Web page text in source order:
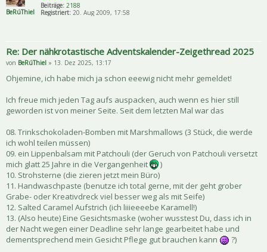
BeRúThiel
Beiträge: 2188
Registriert: 20. Aug 2009, 17:58
Re: Der nähkrotastische Adventskalender-Zeigethread 2025
von BeRúThiel » 13. Dez 2025, 13:17
Ohjemine, ich habe mich ja schon eeewig nicht mehr gemeldet!
Ich freue mich jeden Tag aufs auspacken, auch wenn es hier still
geworden ist von meiner Seite. Seit dem letzten Mal war das
08. Trinkschokoladen-Bomben mit Marshmallows (3 Stück, die werde
ich wohl teilen müssen)
09. ein Lippenbalsam mit Patchouli (der Geruch von Patchouli versetzt
mich glatt 25 Jahre in die Vergangenheit
)
10. Strohsterne (die zieren jetzt mein Büro)
11. Handwaschpaste (benutze ich total gerne, mit der geht grober
Grabe- oder Kreativdreck viel besser weg als mit Seife)
12. Salted Caramel Aufstrich (ich liiieeeebe Karamell!)
13. (Also heute) Eine Gesichtsmaske (woher wusstest Du, dass ich in
der Nacht wegen einer Deadline sehr lange gearbeitet habe und
dementsprechend mein Gesicht Pflege gut brauchen kann
?)